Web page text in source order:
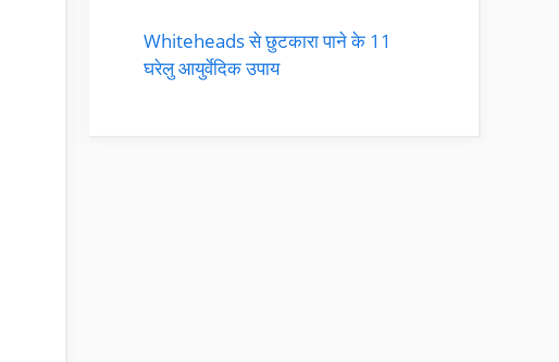
Whiteheads से छुटकारा पाने के 11
घरेलु आयुर्वेदिक उपाय